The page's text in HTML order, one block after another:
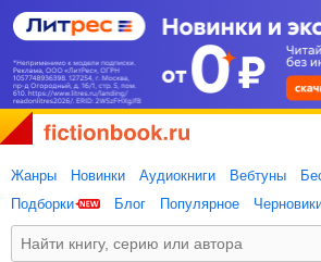
Жанры Новинки Аудиокниги Вебтуны
Подборки
Блог Популярное